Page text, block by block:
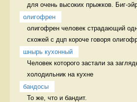
для очень высоких прыжков. Биг-
олигофрен
олигофрен человек страдающий
схожей с дцп короче говоря
шнырь кухонный
Человек которого застали за
холодильник на кухне
бандосы
То же, что и бандит.